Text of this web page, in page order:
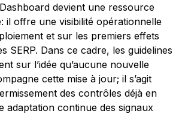
devient une ressource
il offre une visibilité opérationnelle
et sur les premiers effets
SERP. Dans ce cadre, les guidelines
sur l’idée qu’aucune nouvelle
cette mise à jour; il s’agit
des contrôles déjà en
adaptation continue des signaux